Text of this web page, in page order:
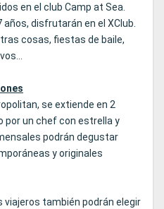
en el club Camp at Sea.
disfrutarán en el XClub.
cosas, fiestas de baile,
se extiende en 2
por un chef con estrella y
podrán degustar
y originales
viajeros también podrán elegir